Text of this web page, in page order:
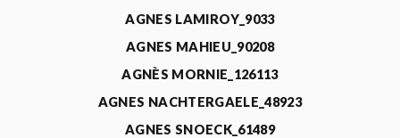
AGNES LAMIROY_9033
AGNES MAHIEU_90208
AGNÈS MORNIE_126113
AGNES NACHTERGAELE_48923
AGNES SNOECK_61489